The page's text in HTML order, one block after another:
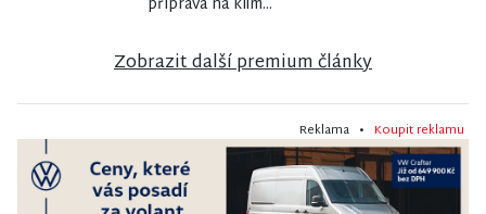
Zobrazit další premium články
Reklama • Koupit reklamu